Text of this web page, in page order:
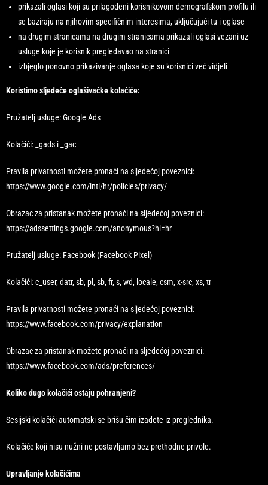
prikazali oglasi koji su prilagođeni korisnikovom demografskom profilu ili
se baziraju na njihovim specifičnim interesima, uključujući tu i oglase
na drugim stranicama na drugim stranicama prikazali oglasi vezani uz
usluge koje je korisnik pregledavao na stranici
izbjeglo ponovno prikazivanje oglasa koje su korisnici već vidjeli
Koristimo sljedeće oglašivačke kolačiće:
Pružatelj usluge: Google Ads
Kolačići: _gads i _gac
Pravila privatnosti možete pronaći na sljedećoj poveznici:
https://www.google.com/intl/hr/policies/privacy/
Obrazac za pristanak možete pronaći na sljedećoj poveznici:
https://adssettings.google.com/anonymous?hl=hr
Pružatelj usluge: Facebook (Facebook Pixel)
Kolačići: c_user, datr, sb, pl, sb, fr, s, wd, locale, csm, x-src, xs, tr
Pravila privatnosti možete pronaći na sljedećoj poveznici:
https://www.facebook.com/privacy/explanation
Obrazac za pristanak možete pronaći na sljedećoj poveznici:
https://www.facebook.com/ads/preferences/
Koliko dugo kolačići ostaju pohranjeni?
Sesijski kolačići automatski se brišu čim izađete iz preglednika.
Kolačiće koji nisu nužni ne postavljamo bez prethodne privole.
Upravljanje kolačićima